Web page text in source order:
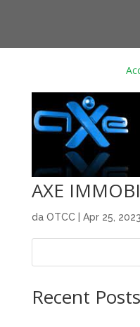
AXE
da OTCC| Apr 25, 2023
Recent Posts